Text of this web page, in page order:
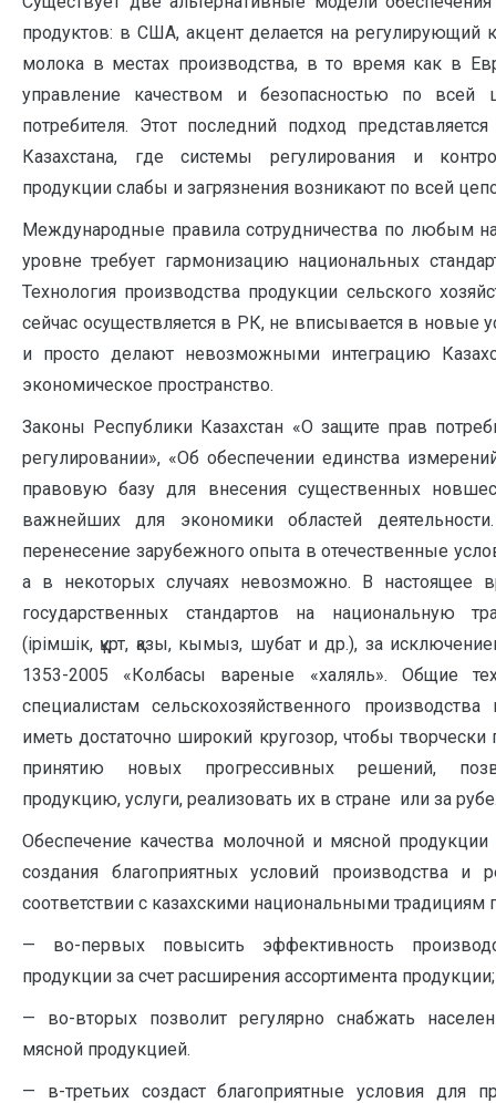
продуктов: в США, акцент делается на регулирующий
молока в местах производства, в то время как в
управление качеством и безопасностью по
потребителя. Этот последний подход
Казахстана, где системы регулирования и
продукции слабы и загрязнения возникают по всей
Международные правила сотрудничества по любым
уровне требует гармонизацию национальных
Технология производства продукции сельского
сейчас осуществляется в РК, не вписывается в новые
и просто делают невозможными интеграцию
экономическое пространство.
Законы Республики Казахстан «О защите прав
регулировании», «Об обеспечении единства
правовую базу для внесения существенных
важнейших для экономики областей
перенесение зарубежного опыта в отечественные
а в некоторых случаях невозможно. В настоящее
государственных стандартов на национальную
(ірімшік, құрт, қазы, кымыз, шубат и др.), за
1353-2005 «Колбасы вареные «халяль». Общие
специалистам сельскохозяйственного
иметь достаточно широкий кругозор, чтобы
принятию новых прогрессивных решений,
продукцию, услуги, реализовать их в стране или за
Обеспечение качества молочной и мясной
создания благоприятных условий производства и
соответствии с казахскими национальными традициям
— во-первых повысить эффективность
продукции за счет расширения ассортимента продукции;
— во-вторых позволит регулярно снабжать
мясной продукцией.
— в-третьих создаст благоприятные условия для